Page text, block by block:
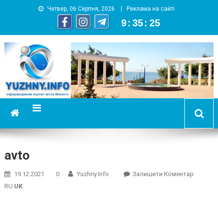
Четвер, 06 Серпня, 2026 Реклама на сайті
9 : 35 : 26
YUZHNY.INFO
информационный портал города Южный
avto
19.12.2021 0 Yuzhny.info Залишити КоментарOn
RU UK